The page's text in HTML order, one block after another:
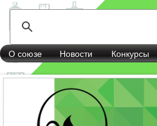
О союзе Новости Конкурсы